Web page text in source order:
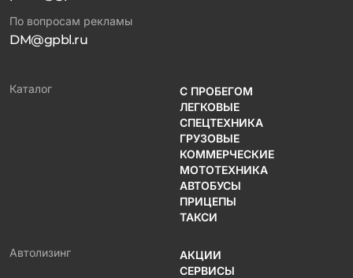
По вопросам рекламы
DM@gpbl.ru
Каталог
С ПРОБЕГОМ
ЛЕГКОВЫЕ
СПЕЦТЕХНИКА
ГРУЗОВЫЕ
КОММЕРЧЕСКИЕ
МОТОТЕХНИКА
АВТОБУСЫ
ПРИЦЕПЫ
ТАКСИ
Автолизинг
АКЦИИ
СЕРВИСЫ